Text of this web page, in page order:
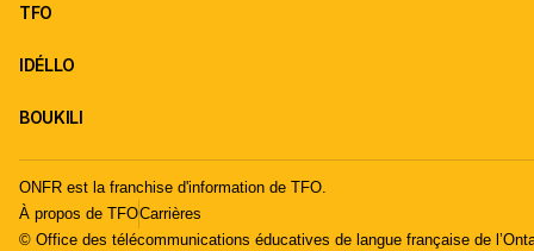
TFO
IDÉLLO
BOUKILI
ONFR est la franchise d'information de TFO.
À propos de TFOCarrières
© Office des télécommunications éducatives de langue française de